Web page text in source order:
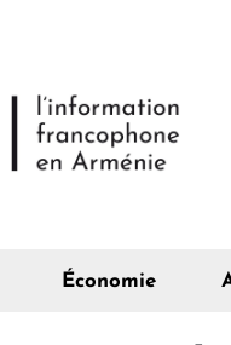
Économie